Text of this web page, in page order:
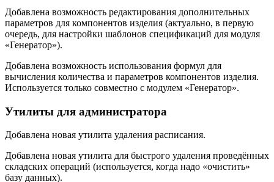
Добавлена возможность редактирования дополнительных
параметров для компонентов изделия (актуально, в первую
очередь, для настройки шаблонов спецификаций для модуля
«Генератор»).
Добавлена возможность использования формул для
вычисления количества и параметров компонентов изделия.
Используется только совместно с модулем «Генератор».
Утилиты для администратора
Добавлена новая утилита удаления расписания.
Добавлена новая утилита для быстрого удаления проведённых
складских операций (используется, когда надо «очистить»
базу данных).